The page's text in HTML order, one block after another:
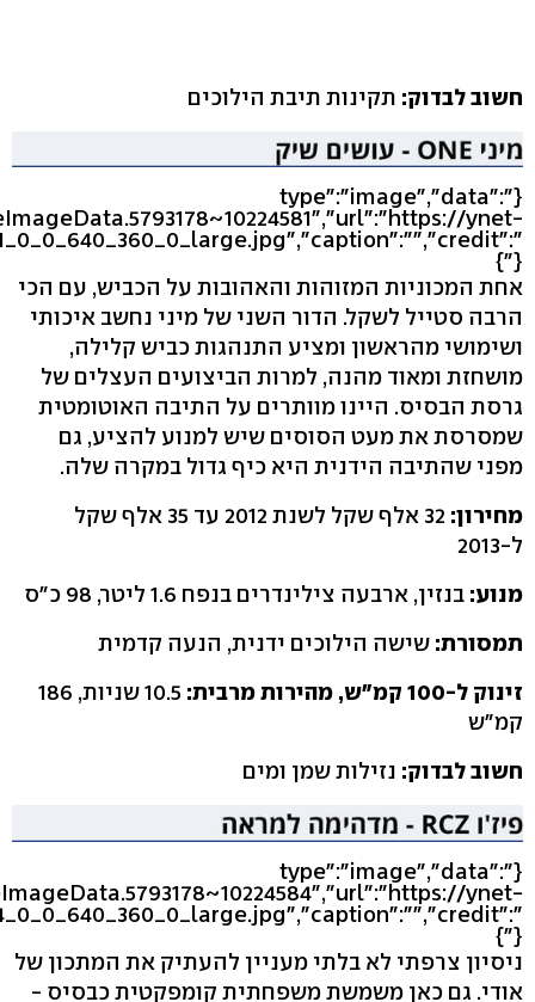
חשוב לבדוק: תקינות תיבת הילוכים
{"type":"image","data":
ynet-
"}}
אחת המכוניות המזוהות והאהובות על הכביש, עם הכי
הרבה סטייל לשקל. הדור השני של מיני נחשב איכותי
ושימושי מהראשון ומציע התנהגות כביש קלילה,
מושחזת ומאוד מהנה, למרות הביצועים העצלים של
גרסת הבסיס. היינו מוותרים על התיבה האוטומטית
שמסרסת את מעט הסוסים שיש למנוע להציע, גם
מפני שהתיבה הידנית היא כיף גדול במקרה שלה.
מחירון:
32 אלף שקל לשנת 2012 עד 35 אלף שקל
ל-2013
מנוע: בנזין, ארבעה צילינדרים בנפח 1.6 ליטר, 98 כ"ס
תמסורת: שישה הילוכים ידנית, הנעה קדמית
זינוק ל-100 קמ"ש, מהירות מרבית:
10.5 שניות, 186
קמ"ש
חשוב לבדוק: נזילות שמן ומים
{"type":"image","data":
ynet-
"}}
ניסיון צרפתי לא בלתי מעניין להעתיק את המתכון של
אודי. גם כאן משמשת משפחתית קומפקטית כבסיס -